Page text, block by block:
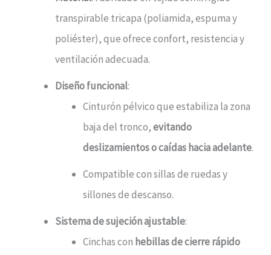
transpirable tricapa (poliamida, espuma y
poliéster), que ofrece confort, resistencia y
ventilación adecuada.
Diseño funcional:
Cinturón pélvico que estabiliza la zona
baja del tronco,evitando
deslizamientos o caídas hacia adelante.
Compatible con sillas de ruedas y
sillones de descanso.
Sistema de sujeción ajustable:
Cinchas con hebillas de cierre rápido